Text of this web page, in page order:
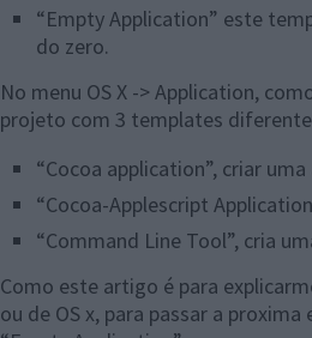
“Empty Application” este
do zero.
No menu OS X -> Application,
projeto com 3 templates
“Cocoa application”, criar
“Cocoa-Applescript
“Command Line Tool”, cria
Como este artigo é para
ou de OS x, para passar a